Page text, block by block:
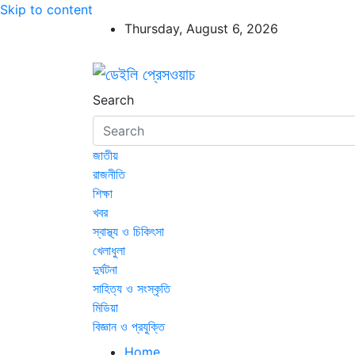
Skip to content
Thursday, August 6, 2026
ডেইলি প্রেসওয়াচ
ডেইলি প্রেসওয়াচ মুক্তিযুদ্ধের চেতনায় উদ্বুদ্ধ
Search
জাতীয়
রাজনীতি
শিক্ষা
খবর
স্বাস্থ্য ও চিকিৎসা
খেলাধুলা
দুর্ঘটনা
সাহিত্য ও সংস্কৃতি
মিডিয়া
বিজ্ঞান ও প্রযুক্তি
Home